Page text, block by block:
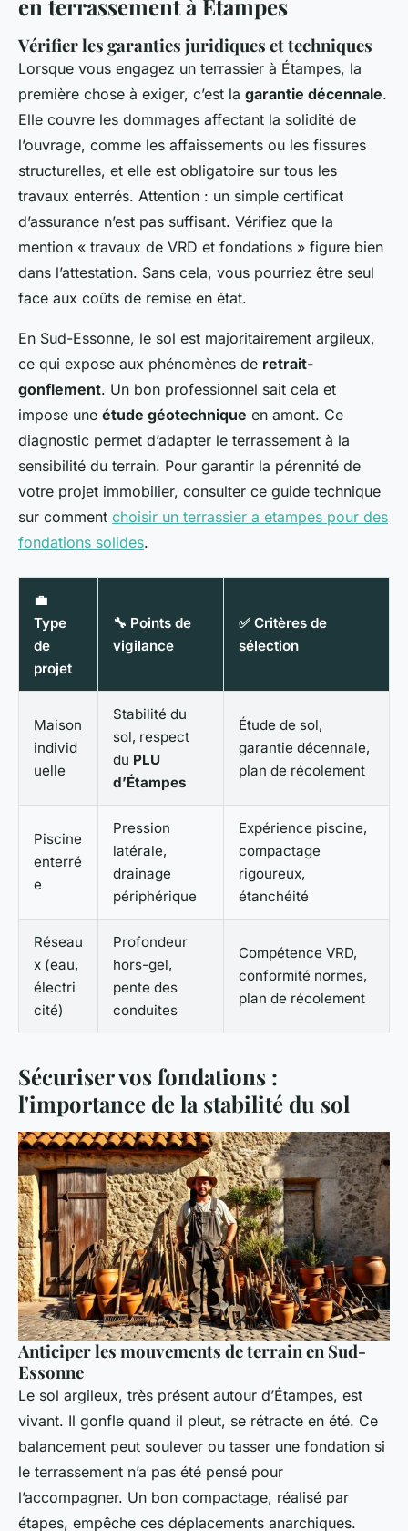
en terrassement à Étampes
Vérifier les garanties juridiques et techniques
Lorsque vous engagez un terrassier à Étampes, la
première chose à exiger, c’est la garantie décennale.
Elle couvre les dommages affectant la solidité de
l’ouvrage, comme les affaissements ou les fissures
structurelles, et elle est obligatoire sur tous les
travaux enterrés. Attention : un simple certificat
d’assurance n’est pas suffisant. Vérifiez que la
mention « travaux de VRD et fondations » figure bien
dans l’attestation. Sans cela, vous pourriez être seul
face aux coûts de remise en état.
En Sud-Essonne, le sol est majoritairement argileux,
ce qui expose aux phénomènes de retrait-
gonflement. Un bon professionnel sait cela et
impose une étude géotechnique en amont. Ce
diagnostic permet d’adapter le terrassement à la
sensibilité du terrain. Pour garantir la pérennité de
votre projet immobilier, consulter ce guide technique
sur comment choisir un terrassier a etampes pour des
fondations solides.
💼
Type
de
projet
🔧 Points de
vigilance
✅ Critères de
sélection
Maison
individ
uelle
Stabilité du
sol, respect
du PLU
d’Étampes
Étude de sol,
garantie décennale,
plan de récolement
Piscine
enterré
e
Pression
latérale,
drainage
périphérique
Expérience piscine,
compactage
rigoureux,
étanchéité
Réseau
x (eau,
électri
cité)
Profondeur
hors-gel,
pente des
conduites
Compétence VRD,
conformité normes,
plan de récolement
Sécuriser vos fondations :
l'importance de la stabilité du sol
Anticiper les mouvements de terrain en Sud-
Essonne
Le sol argileux, très présent autour d’Étampes, est
vivant. Il gonfle quand il pleut, se rétracte en été. Ce
balancement peut soulever ou tasser une fondation si
le terrassement n’a pas été pensé pour
l’accompagner. Un bon compactage, réalisé par
étapes, empêche ces déplacements anarchiques.